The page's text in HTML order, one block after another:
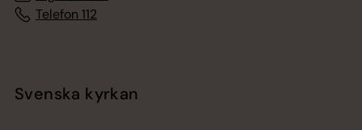
Telefon 112
Svenska kyrkan